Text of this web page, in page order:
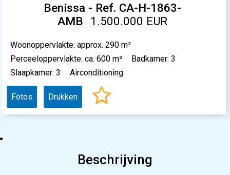
Benissa - Ref. CA-H-1863-
AMB
1.500.000 EUR
Woonoppervlakte: approx. 290 m²
Perceeloppervlakte: ca. 600 m²
Badkamer: 3
Slaapkamer: 3
Airconditioning
Fotos Drukken
Beschrijving